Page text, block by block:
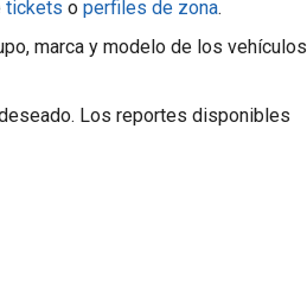
tickets o perfiles de zona.
marca y modelo de los vehículos
Los reportes disponibles